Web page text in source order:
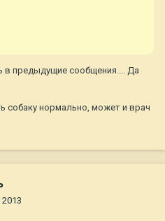
в предыдущие сообщения.... Да
собаку нормально, может и врач